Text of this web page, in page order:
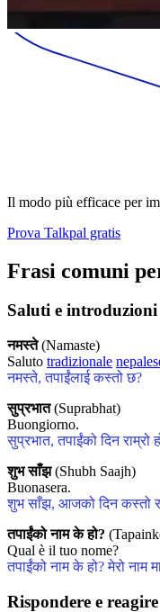
Il modo più efficace per
Prova Talkpal gratis
Frasi comuni
Saluti e introduzioni
नमस्ते(Namaste)
Saluto tradizionale
नमस्ते, तपाईंलाई कस्तो छ?
सुप्रभात(Suprabhat)
Buongiorno.
सुप्रभात, तपाईंको दिन राम्रो
शुभ साँझ(Shubh Saajh)
Buonasera.
शुभ साँझ, आजको दिन कस्तो
तपाईंको नाम के हो?
Qual è il tuo nome?
तपाईंको नाम के हो? मेरो नाम
Rispondere e reagire